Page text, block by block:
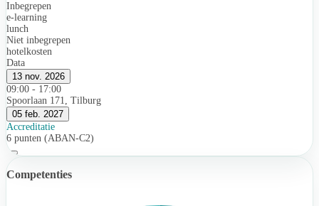
Inbegrepen
e-learning
lunch
Niet inbegrepen
hotelkosten
Data
13 nov. 2026
09:00 - 17:00
Spoorlaan 171, Tilburg
05 feb. 2027
Accreditatie
6 punten (ABAN-C2)
Competenties